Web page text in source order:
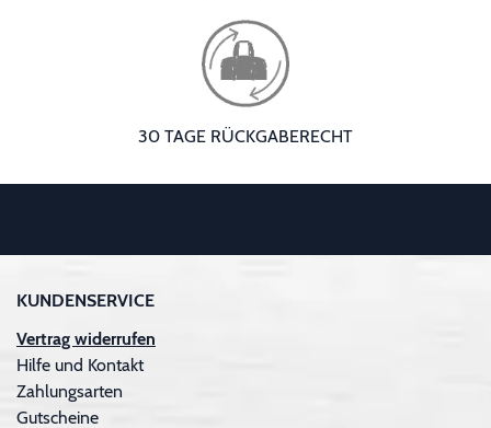
30 TAGE RÜCKGABERECHT
KUNDENSERVICE
Vertrag widerrufen
Hilfe und Kontakt
Zahlungsarten
Gutscheine